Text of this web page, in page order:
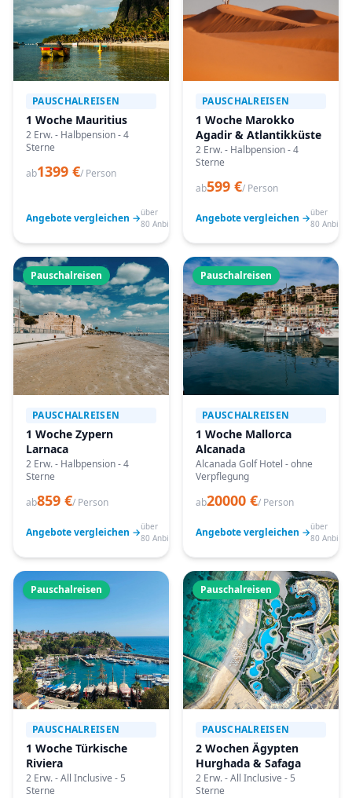
PAUSCHALREISEN
1 Woche Mauritius
2 Erw. - Halbpension - 4
Sterne
ab1399 €/ Person
Angebote vergleichen →über
80 Anbieter
PAUSCHALREISEN
1 Woche Marokko
Agadir & Atlantikküste
2 Erw. - Halbpension - 4
Sterne
ab599 €/ Person
Angebote vergleichen →über
80
Pauschalreisen
PAUSCHALREISEN
1 Woche Zypern
Larnaca
2 Erw. - Halbpension - 4
Sterne
ab859 €/ Person
Angebote vergleichen →über
80 Anbieter
Pauschalreisen
PAUSCHALREISEN
1 Woche Mallorca
Alcanada
Alcanada Golf Hotel - ohne
Verpflegung
ab20000 €/ Person
Angebote vergleichen →über
80
Pauschalreisen
PAUSCHALREISEN
1 Woche Türkische
Riviera
2 Erw. - All Inclusive - 5
Sterne
Pauschalreisen
PAUSCHALREISEN
2 Wochen Ägypten
Hurghada & Safaga
2 Erw. - All Inclusive - 5
Sterne